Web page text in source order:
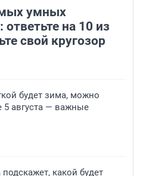
умных
ответьте на 10 из
свой кругозор
будет зима, можно
5 августа — важные
подскажет, какой будет